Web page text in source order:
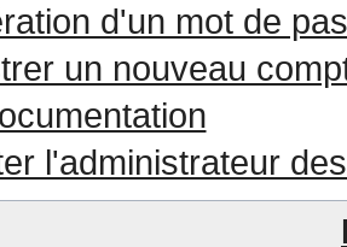
d'un mot de
un nouveau
l'administrateur